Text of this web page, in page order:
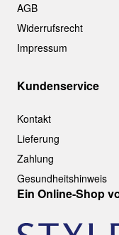
AGB
Widerrufsrecht
Impressum
Kundenservice
Kontakt
Lieferung
Zahlung
Gesundheitshinweis
Ein Online-Shop